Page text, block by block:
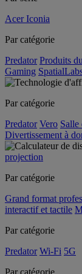
Acer Iconia
Par catégorie
Predator Produits
Gaming
Par catégorie
Predator Vero Salle
Divertissement à
projection
Par catégorie
Grand format
interactif et tactile
Par catégorie
Predator Wi-Fi 5G
Par catégorie